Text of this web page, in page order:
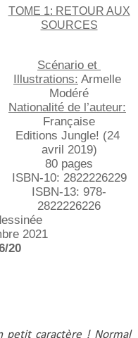
TOME 1: RETOUR AUX
SOURCES
Scénario et
Illustrations: Armelle
Modéré
Nationalité de l’auteur:
Française
Editions Jungle! (24
avril 2019)
80 pages
ISBN-10: ‎2822226229
ISBN-13: ‎978-
2822226226
2021
20
petit caractère ! Normal